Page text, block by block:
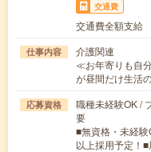
交通費
交通費全額支給
仕事内容
介護関連
≪お年寄りも自
が昼間だけ生活
応募資格
職種未経験OK /
要
■無資格・未経
以上採用予定！